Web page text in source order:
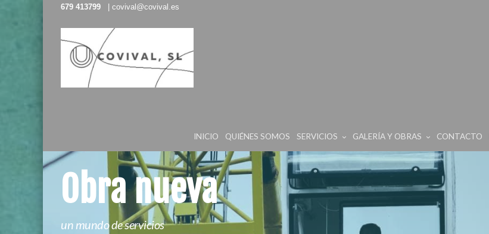
679 413799 | covival@covival.es
INICIO QUIÉNES SOMOS SERVICIOS GALERÍA Y OBRAS CONTACTO
Obra nueva
un mundo de servicios